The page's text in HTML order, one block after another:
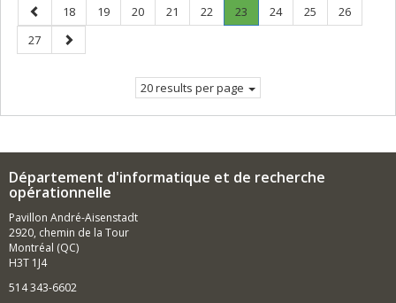
Previous
page
Page
18 Page
19 Page
20 Page
21 Page
22 Page
23
Current
Page
24 Page
25 Page
26
Page
27
Next
page
20 results per page
Département d'informatique et de recherche
opérationnelle
Pavillon André-Aisenstadt
2920, chemin de la Tour
Montréal (QC)
H3T 1J4
514 343-6602